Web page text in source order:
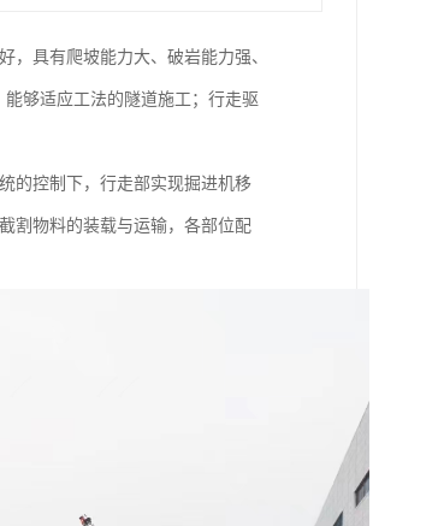
，具有爬坡能力大、破岩能力强、
够适应工法的隧道施工；行走驱
的控制下，行走部实现掘进机移
割物料的装载与运输，各部位配